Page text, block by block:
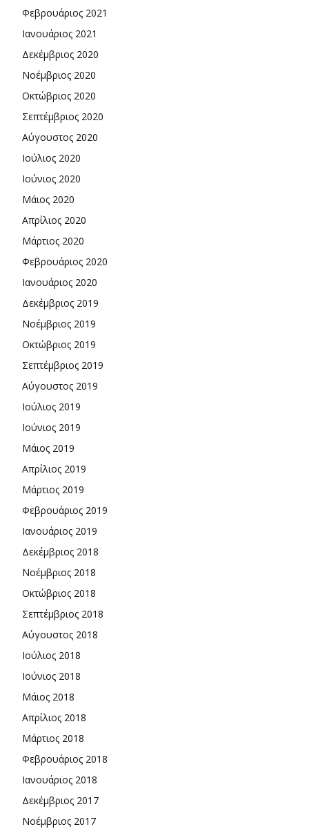
Φεβρουάριος 2021
Ιανουάριος 2021
Δεκέμβριος 2020
Νοέμβριος 2020
Οκτώβριος 2020
Σεπτέμβριος 2020
Αύγουστος 2020
Ιούλιος 2020
Ιούνιος 2020
Μάιος 2020
Απρίλιος 2020
Μάρτιος 2020
Φεβρουάριος 2020
Ιανουάριος 2020
Δεκέμβριος 2019
Νοέμβριος 2019
Οκτώβριος 2019
Σεπτέμβριος 2019
Αύγουστος 2019
Ιούλιος 2019
Ιούνιος 2019
Μάιος 2019
Απρίλιος 2019
Μάρτιος 2019
Φεβρουάριος 2019
Ιανουάριος 2019
Δεκέμβριος 2018
Νοέμβριος 2018
Οκτώβριος 2018
Σεπτέμβριος 2018
Αύγουστος 2018
Ιούλιος 2018
Ιούνιος 2018
Μάιος 2018
Απρίλιος 2018
Μάρτιος 2018
Φεβρουάριος 2018
Ιανουάριος 2018
Δεκέμβριος 2017
Νοέμβριος 2017